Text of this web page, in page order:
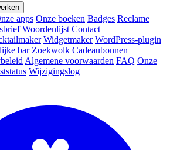
apps Onze boeken Badges Reclame
Woordenlijst Contact
Widgetmaker WordPress-plugin
bar Zoekwolk Cadeaubonnen
Algemene voorwaarden FAQ Onze
Wijzigingslog